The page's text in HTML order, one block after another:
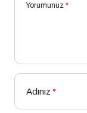
Yorumunuz *
Adınız *